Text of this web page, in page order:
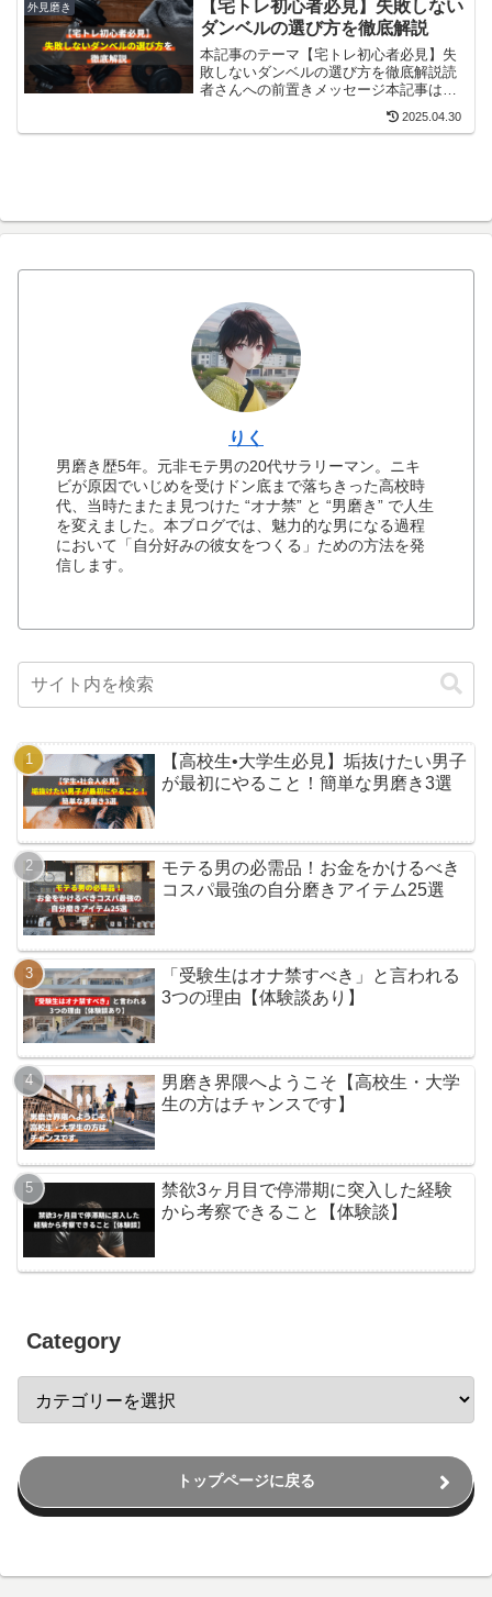
必要なアイテムをご紹介し...
外見磨き
【宅トレ初心者必見】失敗しない
ダンベルの選び方を徹底解説
本記事のテーマ【宅トレ初心者必見】失
敗しないダンベルの選び方を徹底解説読
者さんへの前置きメッセージ本記事は
「自宅用ダンベルが欲しいけれど、種類
も買い方も多すぎて決めきれずに足踏み
2025.04.30
りく
男磨き歴5年。元非モテ男の20代サラリーマン。ニキ
ビが原因でいじめを受けドン底まで落ちきった高校時
代、当時たまたま見つけた “オナ禁” と “男磨き” で人生
を変えました。本ブログでは、魅力的な男になる過程
において「自分好みの彼女をつくる」ための方法を発
信します。
【高校生•大学生必見】垢抜けたい男子
が最初にやること！簡単な男磨き3選
モテる男の必需品！お金をかけるべき
コスパ最強の自分磨きアイテム25選
「受験生はオナ禁すべき」と言われる
3つの理由【体験談あり】
男磨き界隈へようこそ【高校生・大学
生の方はチャンスです】
禁欲3ヶ月目で停滞期に突入した経験
から考察できること【体験談】
Category
トップページに戻る